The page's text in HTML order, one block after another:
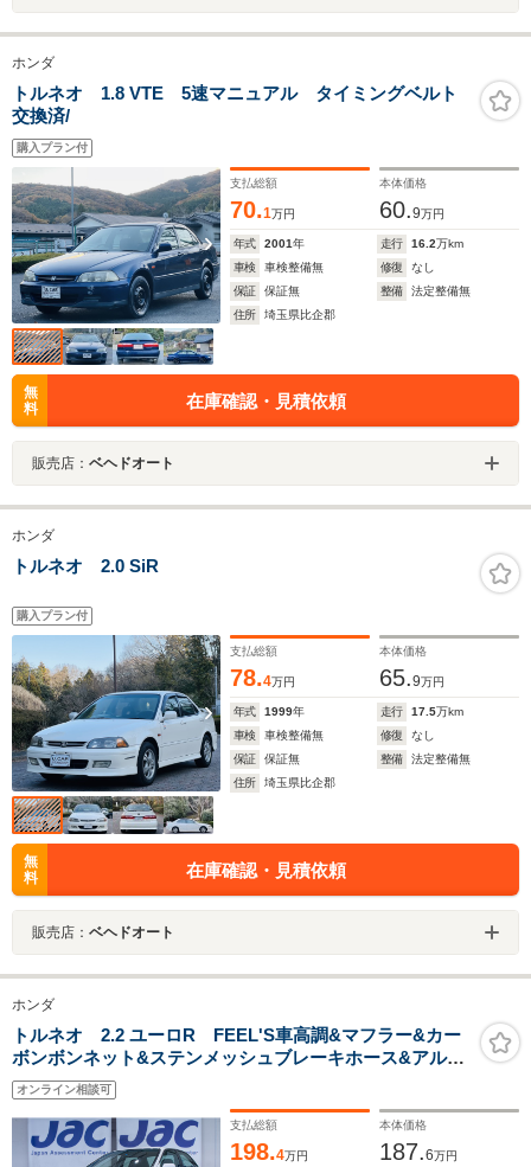
ホンダ
トルネオ 1.8 VTE 5速マニュアル タイミングベルト
交換済/
購入プラン付
支払総額
70.1万円
本体価格
60.9万円
年式 2001年 走行 16.2万km
車検
車検整備無 修復
なし
保証
保証無 整備
法定整備無
住所
埼玉県比企郡
無
料
在庫確認・見積依頼
販売店： ベヘドオート
ホンダ
トルネオ 2.0 SiR
購入プラン付
支払総額
78.4万円
本体価格
65.9万円
年式 1999年 走行 17.5万km
車検
車検整備無 修復
なし
保証
保証無 整備
法定整備無
住所
埼玉県比企郡
無
料
在庫確認・見積依頼
販売店： ベヘドオート
ホンダ
トルネオ 2.2 ユーロR FEEL'S車高調&マフラー&カー
ボンボンネット&ステンメッシュブレーキホース&アルミ
ラジエターENKEI PF05 17インチAW
オンライン相談可
支払総額
198.4万円
本体価格
187.6万円